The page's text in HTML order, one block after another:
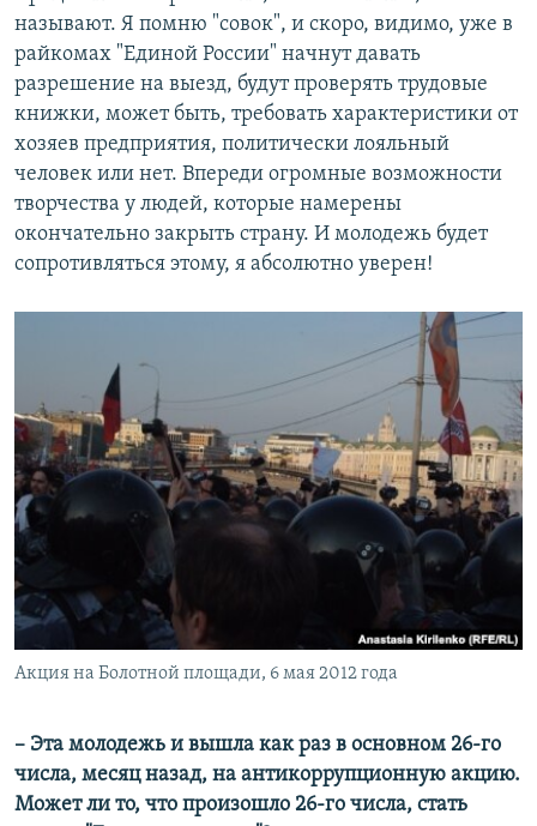
называют. Я помню "совок", и скоро, видимо, уже в
райкомах "Единой России" начнут давать
разрешение на выезд, будут проверять трудовые
книжки, может быть, требовать характеристики от
хозяев предприятия, политически лояльный
человек или нет. Впереди огромные возможности
творчества у людей, которые намерены
окончательно закрыть страну. И молодежь будет
сопротивляться этому, я абсолютно уверен!
Акция на Болотной площади, 6 мая 2012 года
– Эта молодежь и вышла как раз в основном 26-го
числа, месяц назад, на антикоррупционную акцию.
Может ли то, что произошло 26-го числа, стать